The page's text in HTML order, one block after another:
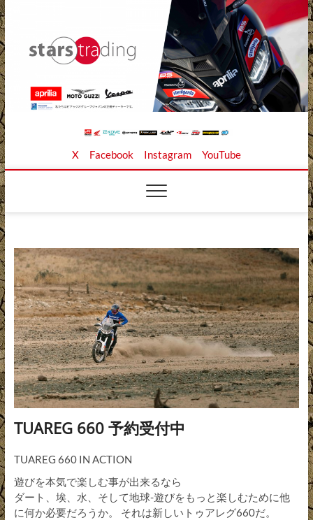
Skip
to
content
Stars Trading Ltd. |
株式会社スターズト
レーディング
APRILIA MOTO GUZZI正規ディーラー、REKLUSE、
X Facebook Instagram YouTube
TUAREG 660 予約受付中
TUAREG 660 IN ACTION
遊びを本気で楽しむ事が出来るなら
ダート、埃、水、そして地球-遊びをもっと楽しむために他
に何か必要だろうか。 それは新しいトゥアレグ660だ。